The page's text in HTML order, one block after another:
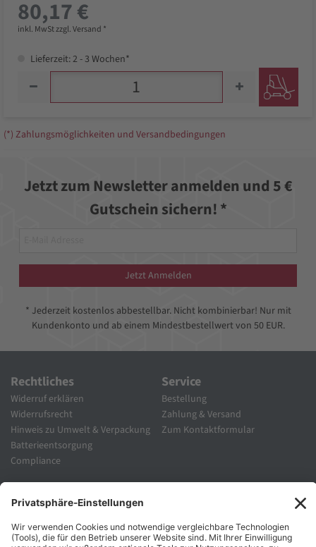
80,17 €
inkl. MwSt zzgl. Versand *
Lieferzeit: 2 - 3 Wochen*
(*) Zahlungsmöglichkeiten und Versandbedingungen
Jetzt zum Newsletter anmelden und 5 €
Gutschein sichern! *
Jetzt Anmelden
* Jederzeit kostenlos abbestellbar. Nicht kombinierbar! Nur mit
Kundenkonto und ab einem Mindestbestellwert von 50 EUR.
Rechtliches
Widerruf erklären
Widerrufsrecht
Hinweis zu Umwelt & Verpackung
Batterieentsorgung
Compliance
Service
Bestellung
Zahlung & Versand
Zum Kontaktformular
Karriere